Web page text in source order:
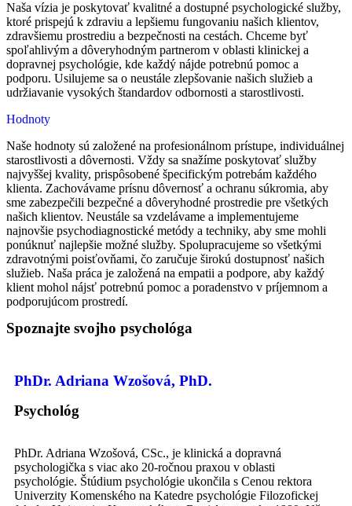
Naša vízia je poskytovať kvalitné a dostupné psychologické služby,
ktoré prispejú k zdraviu a lepšiemu fungovaniu našich klientov,
zdravšiemu prostrediu a bezpečnosti na cestách. Chceme byť
spoľahlivým a dôveryhodným partnerom v oblasti klinickej a
dopravnej psychológie, kde každý nájde potrebnú pomoc a
podporu. Usilujeme sa o neustále zlepšovanie našich služieb a
udržiavanie vysokých štandardov odbornosti a starostlivosti.
Hodnoty
Naše hodnoty sú založené na profesionálnom prístupe, individuálnej
starostlivosti a dôvernosti. Vždy sa snažíme poskytovať služby
najvyššej kvality, prispôsobené špecifickým potrebám každého
klienta. Zachovávame prísnu dôvernosť a ochranu súkromia, aby
sme zabezpečili bezpečné a dôveryhodné prostredie pre všetkých
našich klientov. Neustále sa vzdelávame a implementujeme
najnovšie psychodiagnostické metódy a techniky, aby sme mohli
ponúknuť najlepšie možné služby. Spolupracujeme so všetkými
zdravotnými poisťovňami, čo zaručuje širokú dostupnosť našich
služieb. Naša práca je založená na empatii a podpore, aby každý
klient mohol nájsť potrebnú pomoc a poradenstvo v príjemnom a
podporujúcom prostredí.
Spoznajte svojho psychológa
PhDr. Adriana Wzošová, PhD.
Psychológ
PhDr. Adriana Wzošová, CSc., je klinická a dopravná
psychologička s viac ako 20-ročnou praxou v oblasti
psychológie. Štúdium psychológie ukončila s Cenou rektora
Univerzity Komenského na Katedre psychológie Filozofickej